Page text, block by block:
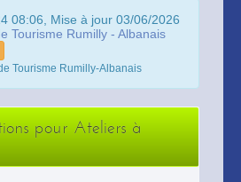
08:06, Mise à jour 03/06/2026
Tourisme Rumilly - Albanais
Tourisme Rumilly-Albanais
pour Ateliers à